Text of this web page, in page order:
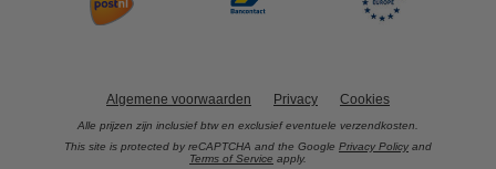
Algemene voorwaarden Privacy Cookies
Alle prijzen zijn inclusief btw en exclusief eventuele verzendkosten.
This site is protected by reCAPTCHA and the Google Privacy Policy and
Terms of Service apply.